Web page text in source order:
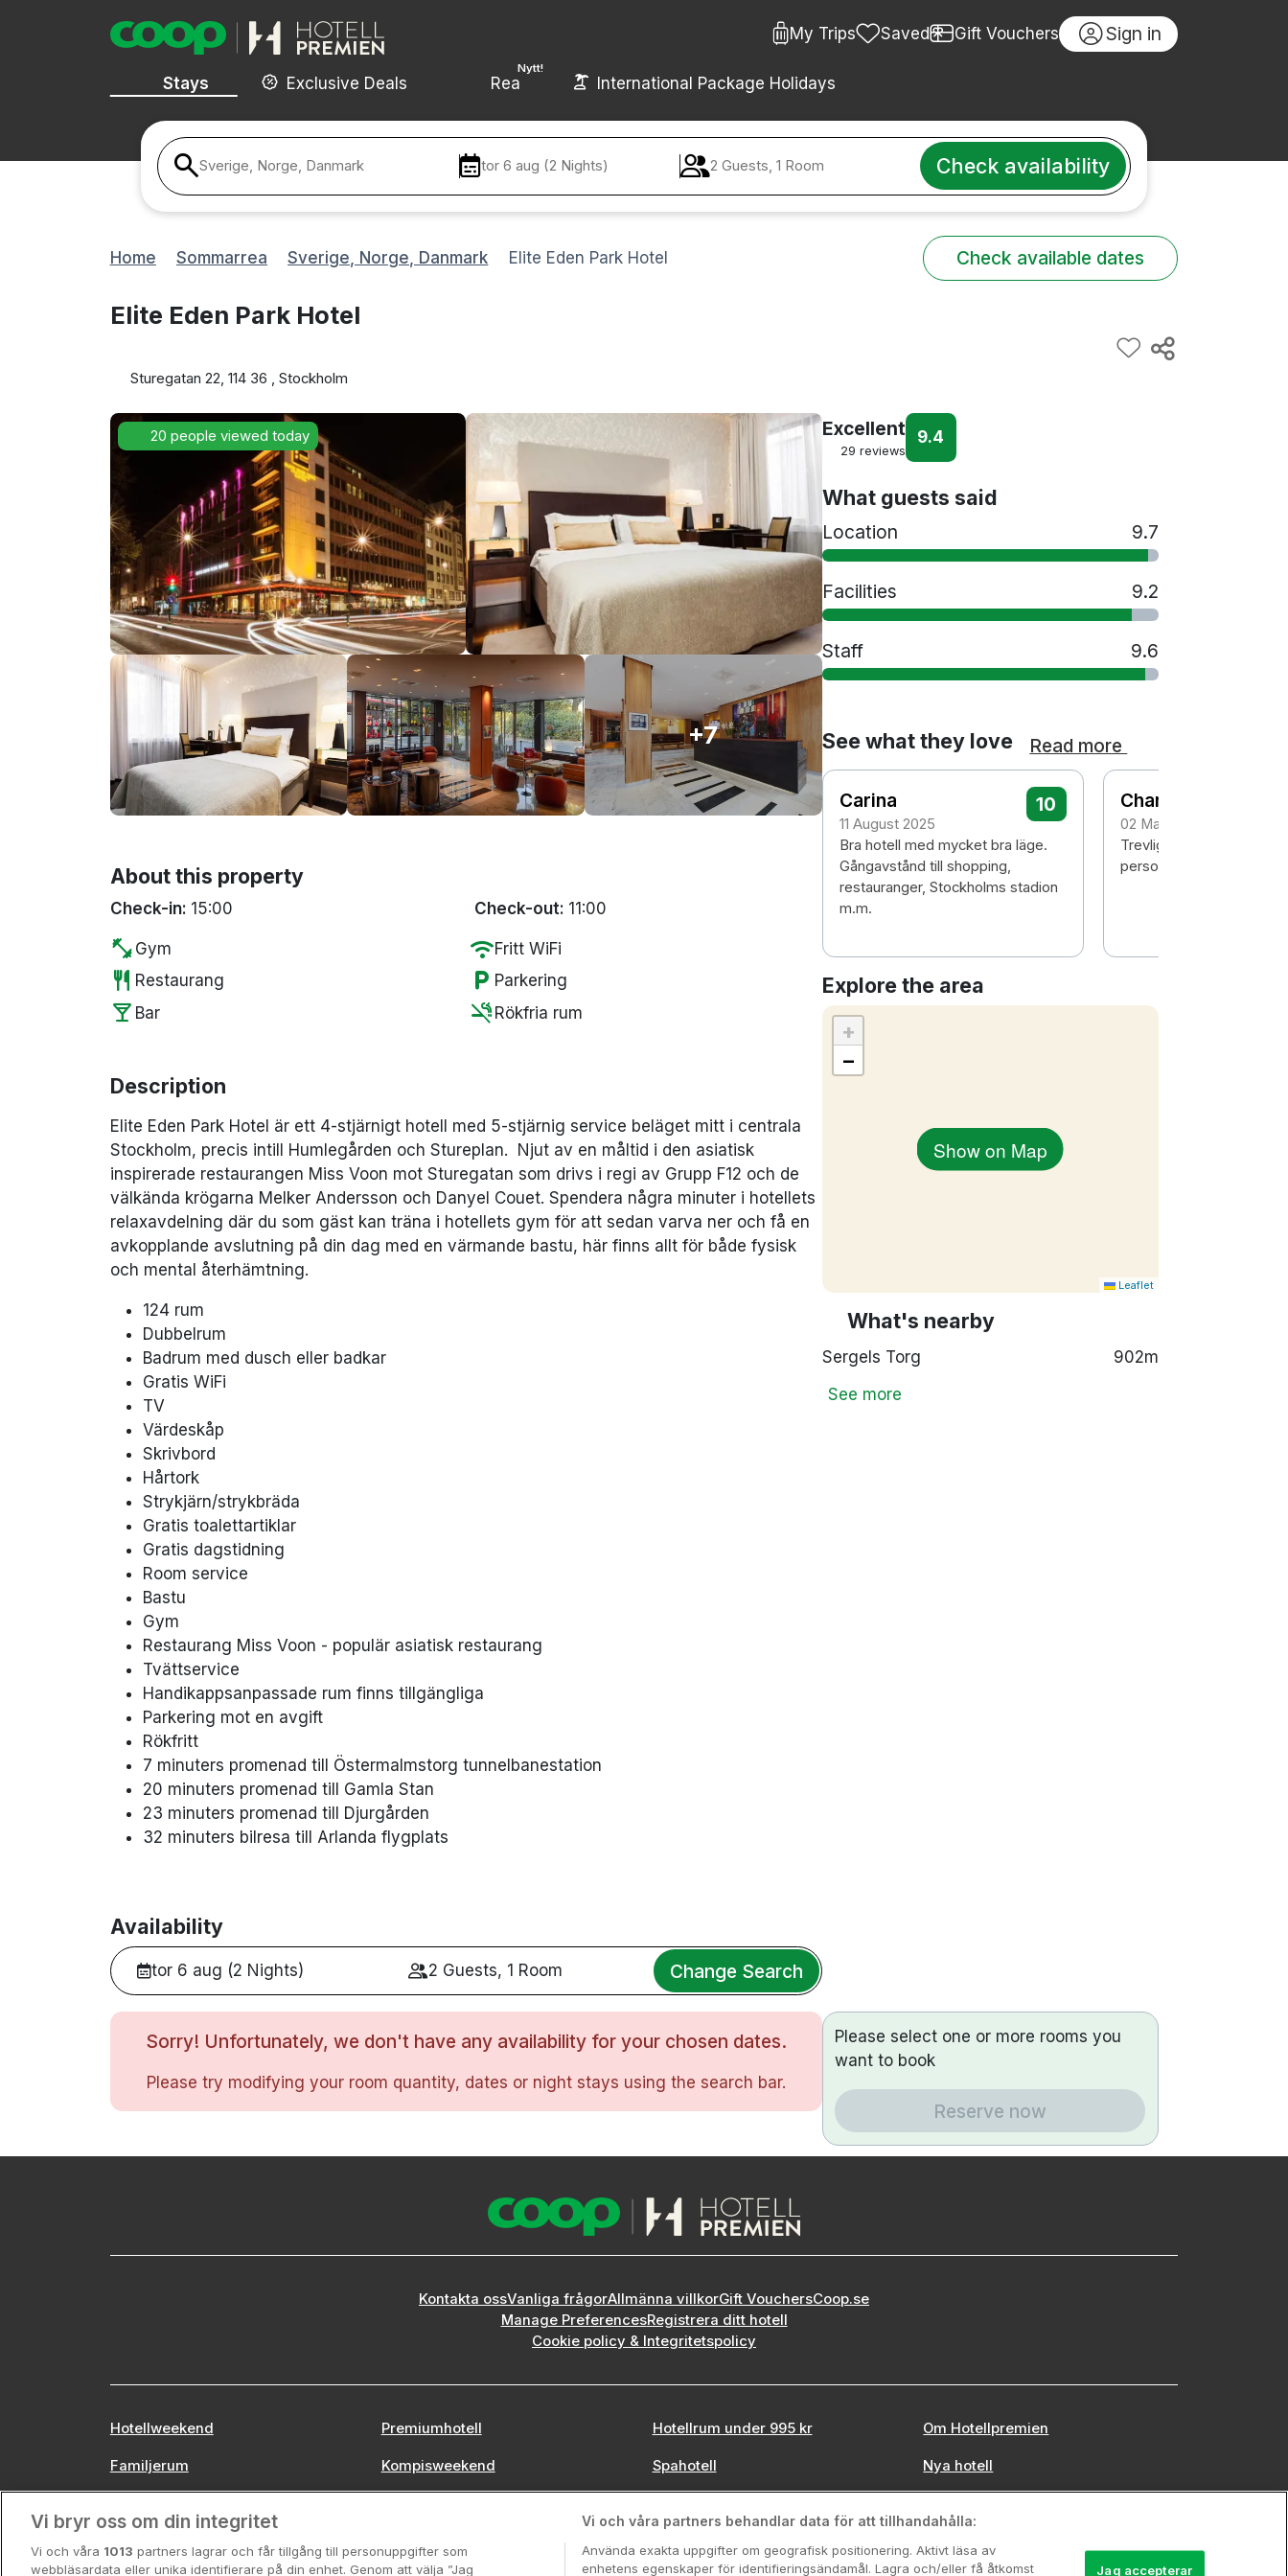
My Trips Saved Gift Vouchers Sign in
Stays Exclusive Deals
Nytt!
Rea International Package Holidays
Sverige, Norge, Danmark tor 6 aug (2 Nights) 2 Guests, 1 Room Check availability
Home Sommarrea Sverige, Norge, Danmark Elite Eden Park Hotel Check available dates
Elite Eden Park Hotel
Sturegatan 22, 114 36 , Stockholm
20 people viewed today
+7
About this property
Check-in: 15:00 Check-out: 11:00
fitness_center Gym wifiFritt WiFi
restaurant Restaurang local_parking Parkering
local_bar Bar smoke_free Rökfria rum
Description
Elite Eden Park Hotel är ett 4-stjärnigt hotell med 5-stjärnig service beläget mitt i centrala
Stockholm, precis intill Humlegården och Stureplan. Njut av en måltid i den asiatisk
inspirerade restaurangen Miss Voon mot Sturegatan som drivs i regi av Grupp F12 och de
välkända krögarna Melker Andersson och Danyel Couet. Spendera några minuter i hotellets
relaxavdelning där du som gäst kan träna i hotellets gym för att sedan varva ner och få en
avkopplande avslutning på din dag med en värmande bastu, här finns allt för både fysisk
och mental återhämtning.
124 rum
Dubbelrum
Badrum med dusch eller badkar
Gratis WiFi
TV
Värdeskåp
Skrivbord
Hårtork
Strykjärn/strykbräda
Gratis toalettartiklar
Gratis dagstidning
Room service
Bastu
Gym
Restaurang Miss Voon - populär asiatisk restaurang
Tvättservice
Handikappsanpassade rum finns tillgängliga
Parkering mot en avgift
Rökfritt
7 minuters promenad till Östermalmstorg tunnelbanestation
20 minuters promenad till Gamla Stan
23 minuters promenad till Djurgården
32 minuters bilresa till Arlanda flygplats
Availability
tor 6 aug (2 Nights) 2 Guests, 1 Room Change Search
Sorry! Unfortunately, we don't have any availability for your chosen dates.
Please try modifying your room quantity, dates or night stays using the search bar.
Excellent
29 reviews
9.4
What guests said
Location 9.7
Facilities 9.2
Staff 9.6
See what they love Read more
Carina
11 August 2025
10
Bra hotell med mycket bra läge.
Gångavstånd till shopping,
restauranger, Stockholms stadion
m.m.
Charlotta
02 May 2024
Trevlig och
personal. Och god
Explore the area
Show on Map
+
−
Leaflet
What's nearby
Sergels Torg
902m
See more
Please select one or more rooms you
want to book
Reserve now
Kontakta ossVanliga frågorAllmänna villkorGift VouchersCoop.se
Manage PreferencesRegistrera ditt hotell
Cookie policy & Integritetspolicy
Hotellweekend
Familjerum
Premiumhotell
Kompisweekend
Hotellrum under 995 kr
Spahotell
Om Hotellpremien
Nya hotell
Vi bryr oss om din integritet
Vi och våra 1013 partners lagrar och får tillgång till personuppgifter som
webbläsardata eller unika identifierare på din enhet. Genom att välja ”Jag
Vi och våra partners behandlar data för att tillhandahålla:
Använda exakta uppgifter om geografisk positionering. Aktivt läsa av
enhetens egenskaper för identifieringsändamål. Lagra och/eller få åtkomst
Jag accepterar